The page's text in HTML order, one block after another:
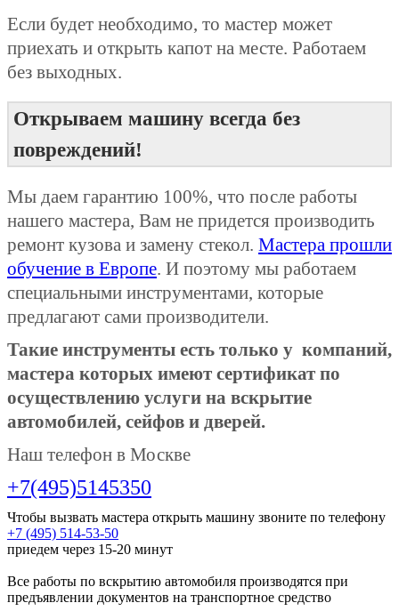
Если будет необходимо, то мастер может
приехать и открыть капот на месте. Работаем
без выходных.
Открываем машину всегда без
повреждений!
Мы даем гарантию 100%, что после работы
нашего мастера, Вам не придется производить
ремонт кузова и замену стекол. Мастера прошли
обучение в Европе. И поэтому мы работаем
специальными инструментами, которые
предлагают сами производители.
Такие инструменты есть только у компаний,
мастера которых имеют сертификат по
осуществлению услуги на вскрытие
автомобилей, сейфов и дверей.
Наш телефон в Москве
+7(495)5145350
Чтобы вызвать мастера открыть машину звоните по телефону
+7 (495) 514-53-50
приедем через 15-20 минут
Все работы по вскрытию автомобиля производятся при
предъявлении документов на транспортное средство